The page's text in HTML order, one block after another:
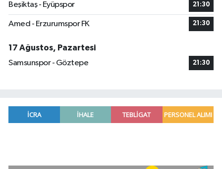
Beşiktaş - Eyüpspor 21:30
Amed - Erzurumspor FK 21:30
17 Ağustos, Pazartesi
Samsunspor - Göztepe
21:30